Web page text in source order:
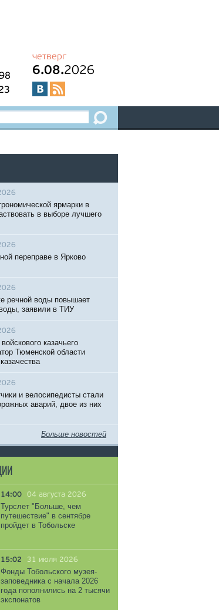
четверг
6.08.2026
ярмарки в
в выборе лучшего
переправе в Ярково
речной воды повышает
заявили в ТИУ
казачьего
Тюменской области
и велосипедисты стали
аварий, двое из них
Больше новостей
14:00 04 августа 2026
Турслет "Больше, чем
путешествие" в сентябре
пройдет в Тобольске
15:02 31 июля 2026
Фонды Тобольского музея-
заповедника с начала 2026
года пополнились на 2 тысячи
экспонатов